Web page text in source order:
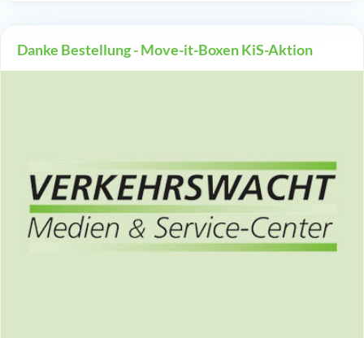
Danke Bestellung - Move-it-Boxen KiS-Aktion